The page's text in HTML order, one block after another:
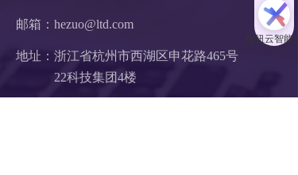
邮箱：hezuo@ltd.com
地址：浙江省杭州市西湖区申花路465号
22科技集团4楼